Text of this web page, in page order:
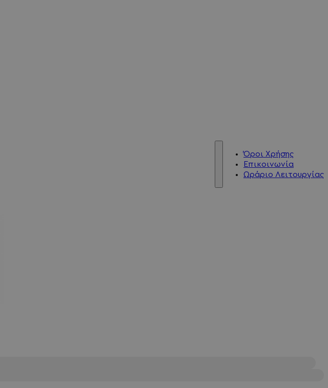
Όροι Χρήσης
Επικοινωνία
Ωράριο Λειτουργίας